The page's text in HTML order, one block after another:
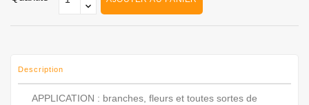
Description
APPLICATION : branches, fleurs et toutes sortes de